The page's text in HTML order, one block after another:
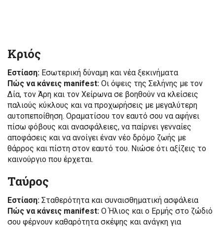
Κριός
Εστίαση: Εσωτερική δύναμη και νέα ξεκινήματα
Πώς να κάνεις manifest: Οι όψεις της Σελήνης με τον
Δία, τον Άρη και τον Χείρωνα σε βοηθούν να κλείσεις
παλιούς κύκλους και να προχωρήσεις με μεγαλύτερη
αυτοπεποίθηση. Οραματίσου τον εαυτό σου να αφήνει
πίσω φόβους και ανασφάλειες, να παίρνει γενναίες
αποφάσεις και να ανοίγει έναν νέο δρόμο ζωής με
θάρρος και πίστη στον εαυτό του. Νιώσε ότι αξίζεις το
καινούργιο που έρχεται.
Ταύρος
Εστίαση: Σταθερότητα και συναισθηματική ασφάλεια
Πώς να κάνεις manifest: Ο Ήλιος και ο Ερμής στο ζώδιό
σου φέρνουν καθαρότητα σκέψης και ανάγκη για